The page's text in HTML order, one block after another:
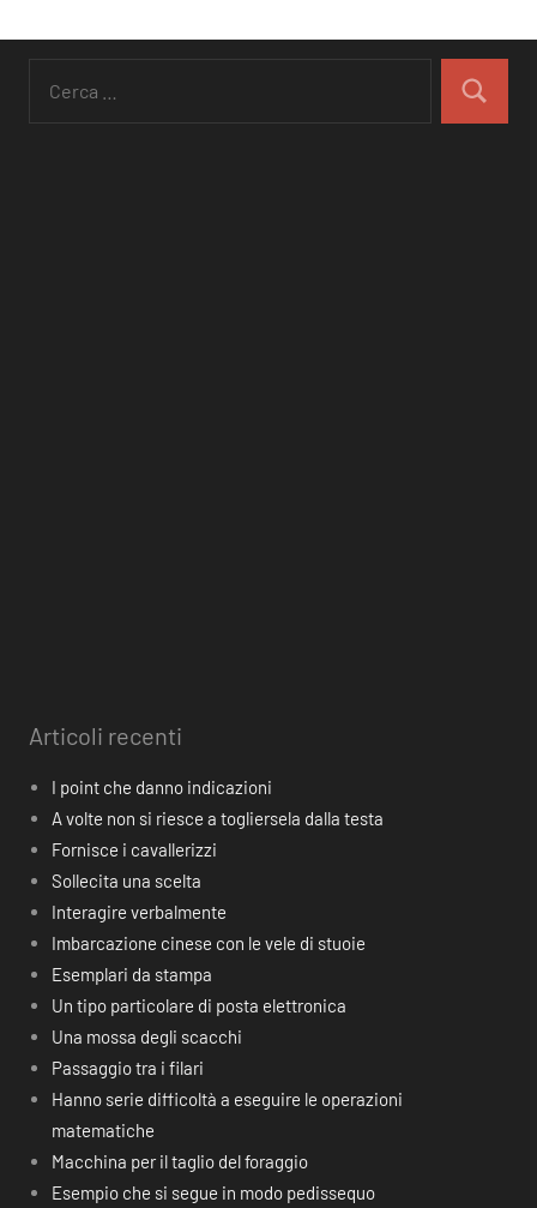
Articoli recenti
I point che danno indicazioni
A volte non si riesce a togliersela dalla testa
Fornisce i cavallerizzi
Sollecita una scelta
Interagire verbalmente
Imbarcazione cinese con le vele di stuoie
Esemplari da stampa
Un tipo particolare di posta elettronica
Una mossa degli scacchi
Passaggio tra i filari
Hanno serie difficoltà a eseguire le operazioni
matematiche
Macchina per il taglio del foraggio
Esempio che si segue in modo pedissequo